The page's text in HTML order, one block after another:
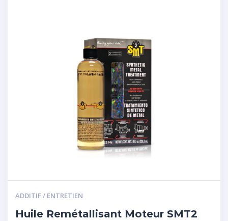
ADDITIF / ENTRETIEN
Huile Remétallisant Moteur SMT2